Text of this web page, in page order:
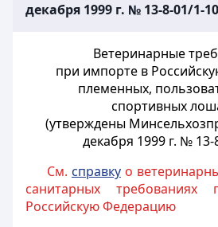
декабря 1999 г. № 13-8-01/1-
Ветеринарные
при импорте в
племенных,
спортивных
(утверждены
декабря 1999 г. № 13-
См. справкуо
санитарных
Российскую Федерацию